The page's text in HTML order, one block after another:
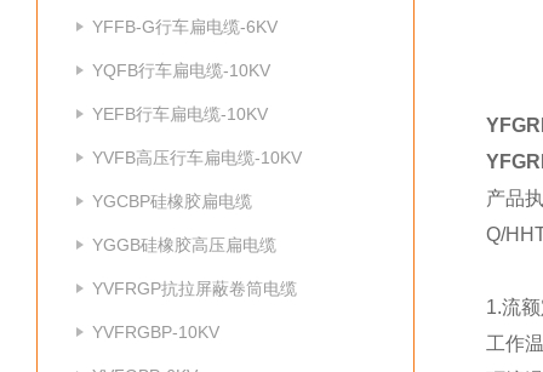
YFFB-G行车扁电缆-6KV
YQFB行车扁电缆-10KV
YEFB行车扁电缆-10KV
YVFB高压行车扁电缆-10KV
YGCBP硅橡胶扁电缆
YGGB硅橡胶高压扁电缆
YVFRGP抗拉屏蔽卷筒电缆
YVFRGBP-10KV
产品
Q/
1.流
工作